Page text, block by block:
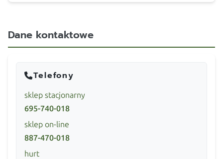
Dane kontaktowe
Telefony
sklep stacjonarny
695-740-018
sklep on-line
887-470-018
hurt